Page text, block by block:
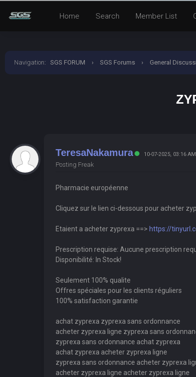
Home Search Member List
Navigation: SGS FORUM › SGS Forums › General
TeresaNakamura 10-07-2025, 03:16 AM
Posting Freak
Pharmacie européenne
Cliquez sur le lien ci-dessous pour acheter
Etaient a acheter zyprexa ==> https://
Prescription requise: Aucune prescription
Disponibilité: In Stock!
Seulement 100% qualite
Offres spéciales pour les clients réguliers
100% satisfaction garantie
achat zyprexa zyprexa sans ordonnance
acheter zyprexa ligne zyprexa sans
zyprexa sans ordonnance achat zyprexa
achat zyprexa acheter zyprexa ligne
zyprexa sans ordonnance acheter zyprexa
acheter zyprexa ligne acheter zyprexa ligne